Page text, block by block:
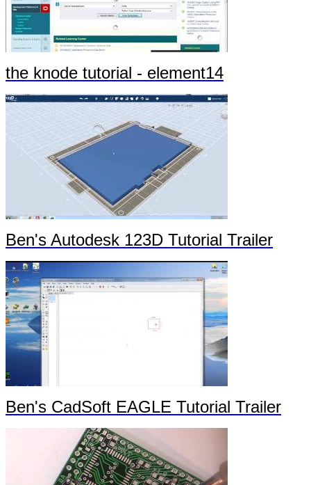
the knode tutorial - element14
Ben's Autodesk 123D Tutorial Trailer
Ben's CadSoft EAGLE Tutorial Trailer